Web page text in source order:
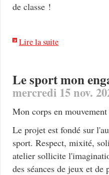
de classe !
Lire la suite
Le sport mon
mercredi 15 nov.
Mon corps en
Le projet est fondé sur
sport. Respect, mixité,
atelier sollicite
des séances de jeux et de